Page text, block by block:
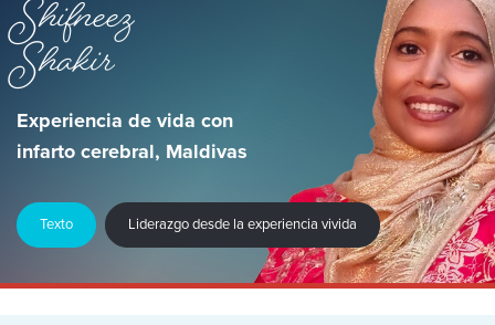
Shifneez
Shakir
Experiencia de vida con
infarto cerebral, Maldivas
Texto Liderazgo desde la experiencia vivida